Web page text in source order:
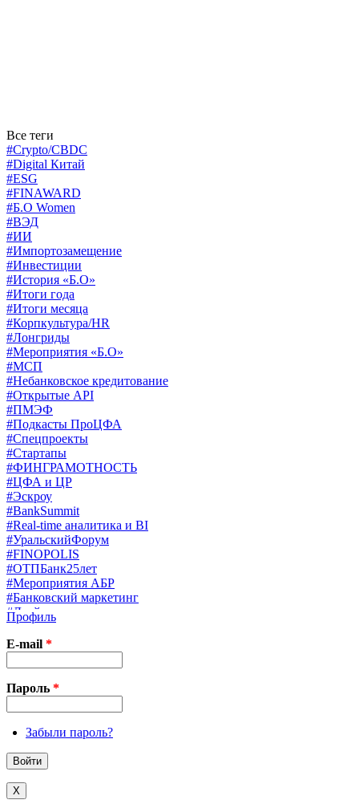
Все теги
#Crypto/CBDC
#Digital Китай
#ESG
#FINAWARD
#Б.О Women
#ВЭД
#ИИ
#Импортозамещение
#Инвестиции
#История «Б.О»
#Итоги года
#Итоги месяца
#Корпкультура/HR
#Лонгриды
#Мероприятия «Б.О»
#МСП
#Небанковское кредитование
#Открытые API
#ПМЭФ
#Подкасты ПроЦФА
#Спецпроекты
#Стартапы
#ФИНГРАМОТНОСТЬ
#ЦФА и ЦР
#Эскроу
#BankSummit
#Real-time аналитика и BI
#УральскийФорум
#FINOPOLIS
#ОТПБанк25лет
#Мероприятия АБР
#Банковский маркетинг
#Драйверы страхования
#Финконгресс ЦБ
#PB&WM
#UX/CX
#Экосистемы
X
Профиль
E-mail *
Пароль *
Забыли пароль?
X